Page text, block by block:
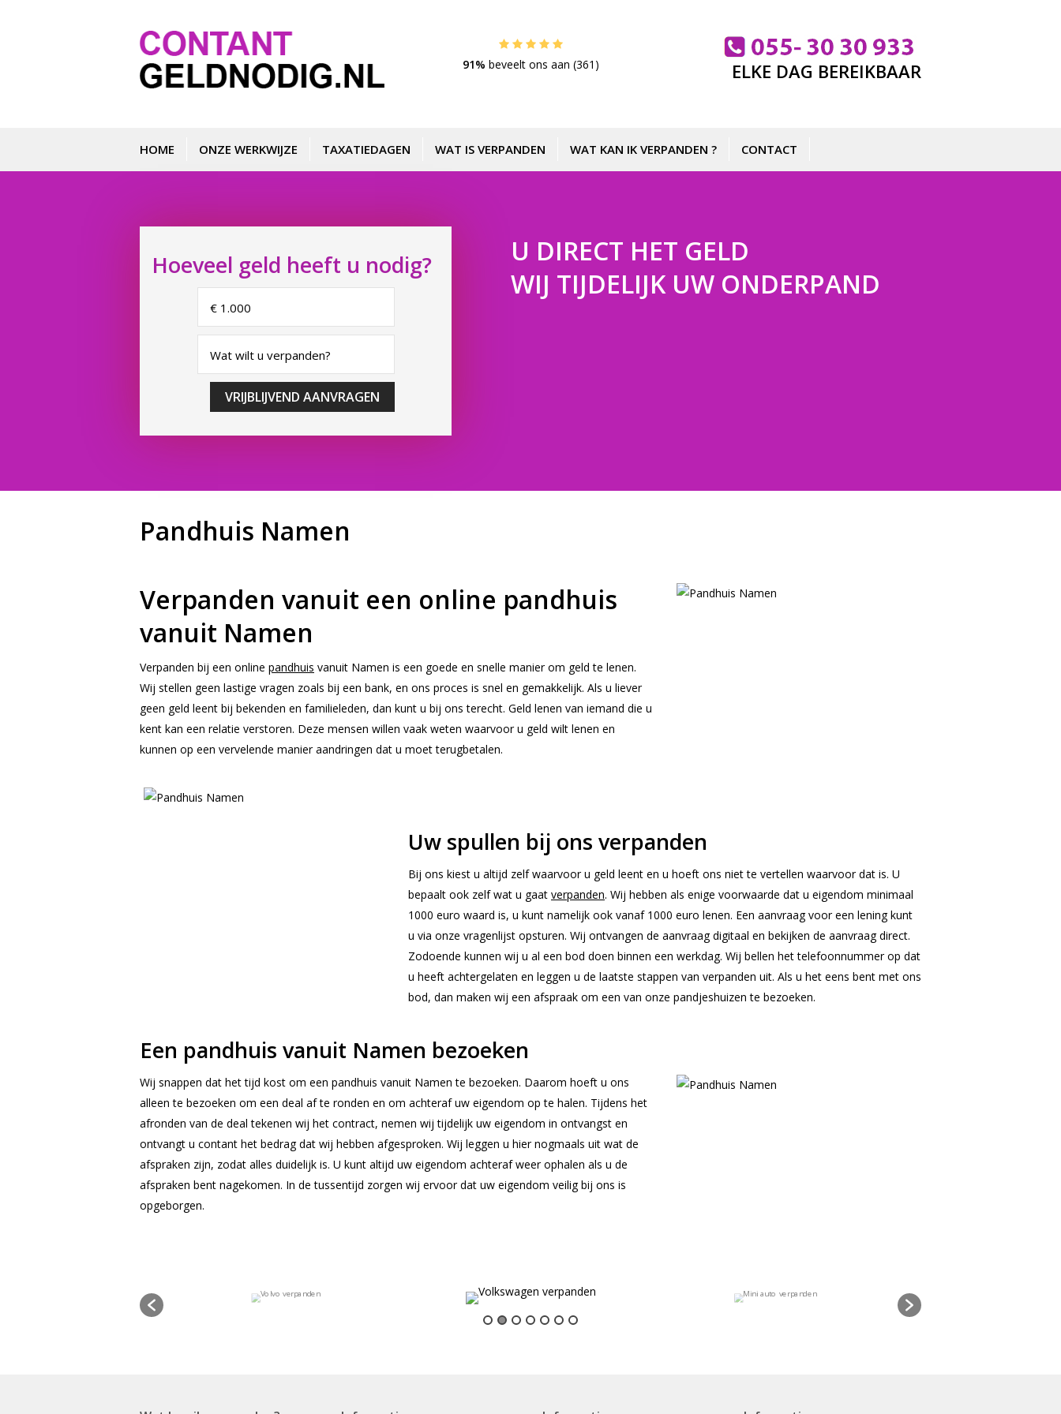
91% beveelt ons aan (361) ELKE DAG BEREIKBAAR
HOME ONZE WERKWIJZE TAXATIEDAGEN WAT IS VERPANDEN WAT KAN IK VERPANDEN ? CONTACT
Hoeveel geld heeft u nodig?
VRIJBLIJVEND AANVRAGEN
U DIRECT HET GELD
WIJ TIJDELIJK UW ONDERPAND
Pandhuis Namen
Verpanden vanuit een online pandhuis
vanuit Namen
Verpanden bij een online pandhuis vanuit Namen is een goede en snelle manier om geld te lenen.
Wij stellen geen lastige vragen zoals bij een bank, en ons proces is snel en gemakkelijk. Als u liever
geen geld leent bij bekenden en familieleden, dan kunt u bij ons terecht. Geld lenen van iemand die u
kent kan een relatie verstoren. Deze mensen willen vaak weten waarvoor u geld wilt lenen en
kunnen op een vervelende manier aandringen dat u moet terugbetalen.
Uw spullen bij ons verpanden
Bij ons kiest u altijd zelf waarvoor u geld leent en u hoeft ons niet te vertellen waarvoor dat is. U
bepaalt ook zelf wat u gaat verpanden. Wij hebben als enige voorwaarde dat u eigendom minimaal
1000 euro waard is, u kunt namelijk ook vanaf 1000 euro lenen. Een aanvraag voor een lening kunt
u via onze vragenlijst opsturen. Wij ontvangen de aanvraag digitaal en bekijken de aanvraag direct.
Zodoende kunnen wij u al een bod doen binnen een werkdag. Wij bellen het telefoonnummer op dat
u heeft achtergelaten en leggen u de laatste stappen van verpanden uit. Als u het eens bent met ons
bod, dan maken wij een afspraak om een van onze pandjeshuizen te bezoeken.
Een pandhuis vanuit Namen bezoeken
Wij snappen dat het tijd kost om een pandhuis vanuit Namen te bezoeken. Daarom hoeft u ons
alleen te bezoeken om een deal af te ronden en om achteraf uw eigendom op te halen. Tijdens het
afronden van de deal tekenen wij het contract, nemen wij tijdelijk uw eigendom in ontvangst en
ontvangt u contant het bedrag dat wij hebben afgesproken. Wij leggen u hier nogmaals uit wat de
afspraken zijn, zodat alles duidelijk is. U kunt altijd uw eigendom achteraf weer ophalen als u de
afspraken bent nagekomen. In de tussentijd zorgen wij ervoor dat uw eigendom veilig bij ons is
opgeborgen.